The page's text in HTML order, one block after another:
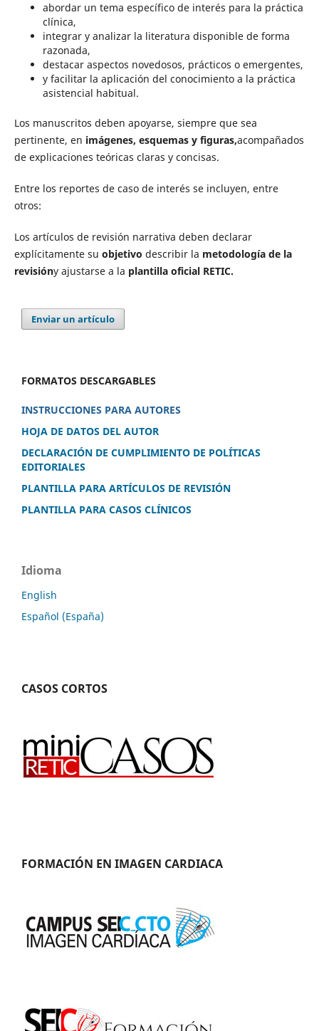
abordar un tema específico de interés para la práctica
clínica,
integrar y analizar la literatura disponible de forma
razonada,
destacar aspectos novedosos, prácticos o emergentes,
y facilitar la aplicación del conocimiento a la práctica
asistencial habitual.
Los manuscritos deben apoyarse, siempre que sea
pertinente, en imágenes, esquemas y figuras,acompañados
de explicaciones teóricas claras y concisas.
Entre los reportes de caso de interés se incluyen, entre
otros:
Los artículos de revisión narrativa deben declarar
explícitamente su objetivo describir la metodología de la
revisióny ajustarse a la plantilla oficial RETIC.
Enviar un artículo
FORMATOS DESCARGABLES
INSTRUCCIONES PARA AUTORES
HOJA DE DATOS DEL AUTOR
DECLARACIÓN DE CUMPLIMIENTO DE POLÍTICAS
EDITORIALES
PLANTILLA PARA ARTÍCULOS DE REVISIÓN
PLANTILLA PARA CASOS CLÍNICOS
Idioma
English
Español (España)
CASOS CORTOS
FORMACIÓN EN IMAGEN CARDIACA